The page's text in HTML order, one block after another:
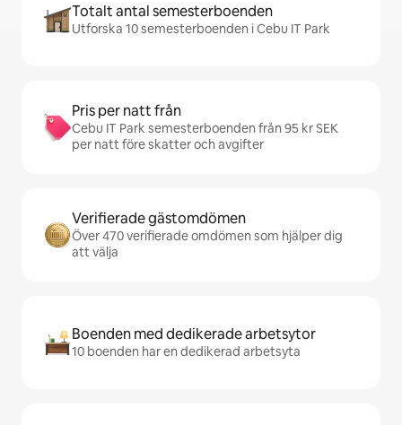
Totalt antal semesterboenden
Utforska 10 semesterboenden i Cebu IT Park
Pris per natt från
Cebu IT Park semesterboenden från 95 kr SEK
per natt före skatter och avgifter
Verifierade gästomdömen
Över 470 verifierade omdömen som hjälper dig
att välja
Boenden med dedikerade arbetsytor
10 boenden har en dedikerad arbetsyta